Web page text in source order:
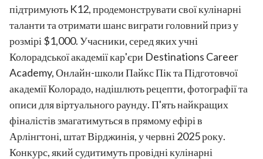
підтримують K12, продемонструвати свої кулінарні
таланти та отримати шанс виграти головний приз у
розмірі $1,000. Учасники, серед яких учні
Колорадської академії кар'єри Destinations Career
Academy, Онлайн-школи Пайкс Пік та Підготовчої
академії Колорадо, надішлють рецепти, фотографії та
описи для віртуального раунду. П'ять найкращих
фіналістів змагатимуться в прямому ефірі в
Арлінгтоні, штат Вірджинія, у червні 2025 року.
Конкурс, який судитимуть провідні кулінарні